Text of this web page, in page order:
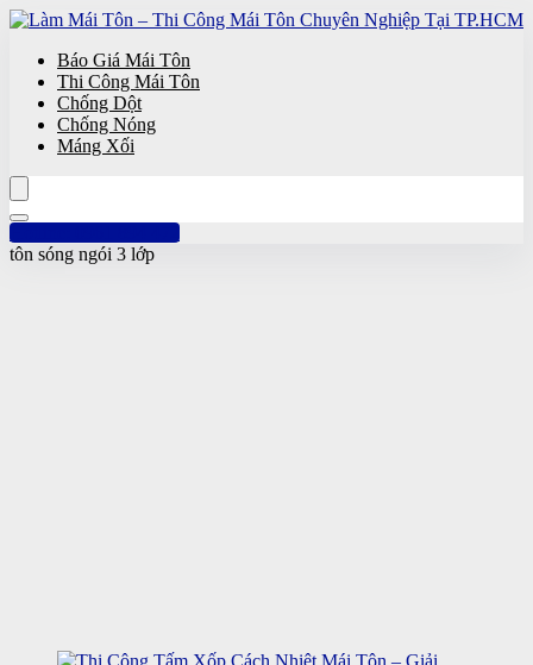
Báo Giá Mái Tôn
Thi Công Mái Tôn
Chống Dột
Chống Nóng
Máng Xối
Hotline: 0961 894 472
tôn sóng ngói 3 lớp